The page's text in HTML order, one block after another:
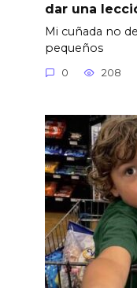
dar una
Mi cuñada no
pequeños
0 208